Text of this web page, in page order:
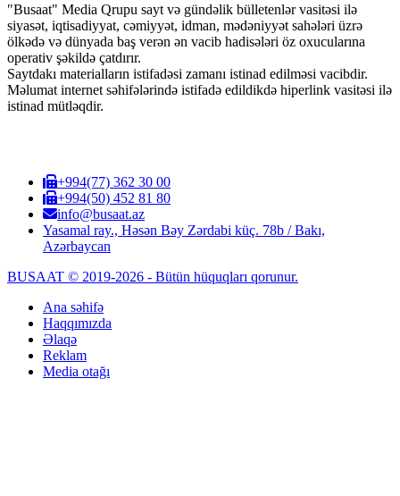
"Busaat" Media Qrupu sayt və gündəlik bülletenlər vasitəsi ilə
siyasət, iqtisadiyyat, cəmiyyət, idman, mədəniyyət sahələri üzrə
ölkədə və dünyada baş verən ən vacib hadisələri öz oxucularına
operativ şəkildə çatdırır.
Saytdakı materialların istifadəsi zamanı istinad edilməsi vacibdir.
Məlumat internet səhifələrində istifadə edildikdə hiperlink vasitəsi ilə
istinad mütləqdir.
+994(77) 362 30 00
+994(50) 452 81 80
info@busaat.az
Yasamal ray., Həsən Bəy Zərdabi küç. 78b / Bakı,
Azərbaycan
BUSAAT © 2019-2026 - Bütün hüquqları qorunur.
Ana səhifə
Haqqımızda
Əlaqə
Reklam
Media otağı